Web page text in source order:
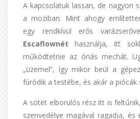
A kapcsolatuk lassan, de nagyon
a moziban. Mint ahogy
egy rendkívül erős
Escaflownét használja, itt
működtetnie az óriás mechát.
„üzemel”, így mikor beül a
fúródik a testébe, és akár a piócák
A sötét elborulós rész itt is
szenvedélye magával ragadja,